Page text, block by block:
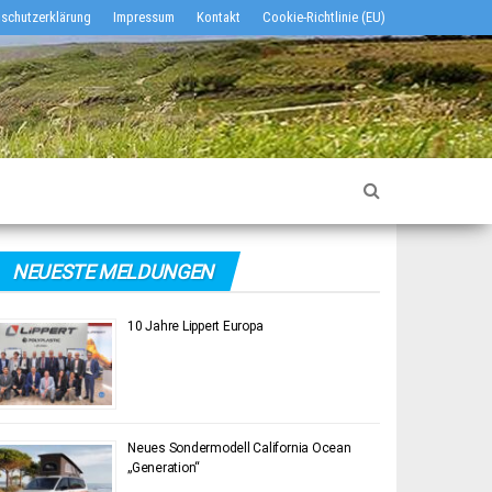
Impressum Kontakt Cookie-Richtlinie (EU)
NEUESTE MELDUNGEN
10 Jahre Lippert Europa
Neues Sondermodell California Ocean
„Generation“